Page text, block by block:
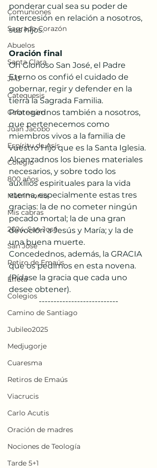
Comuniones
Sagrado Corazón
Abuelos
Santa Clara
JMJ
Catequesis
Cafarnaúm
Juan Jacobo
Espíritu de Asís
Colegio
800 años
Matrimonio
Mis cabras
2024, San José
San José
Retiro de Emaús
Effetá
Colegios
Camino de Santiago
Jubileo2025
Medjugorje
Cuaresma
Retiros de Emaús
Viacrucis
Carlo Acutis
Oración de madres
Nociones de Teología
Tarde 5+1
ponderar cual sea su poder de
intercesión en relación a nosotros,
sus hijos.
Oración final
Oh Glorioso San José, el Padre
Eterno os confió el cuidado de
gobernar, regir y defender en la
tierra la Sagrada Familia.
Protegednos también a nosotros,
que pertenecemos como
miembros vivos a la familia de
vuestro Hijo que es la Santa Iglesia.
Alcanzadnos los bienes materiales
necesarios, y sobre todo los
auxilios espirituales para la vida
eterna, especialmente estas tres
gracias: la de no cometer ningún
pecado mortal; la de una gran
devoción a Jesús y María; y la de
una buena muerte.
Concedednos, además, la GRACIA
que os pedimos en esta novena.
(Pídase la gracia que cada uno
desee obtener).
---------------------------